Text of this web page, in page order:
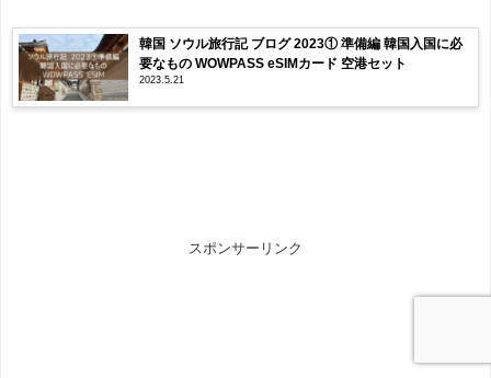
韓国 ソウル旅行記 ブログ 2023① 準備編 韓国入国に必
要なもの WOWPASS eSIMカード 空港セット
2023.5.21
スポンサーリンク